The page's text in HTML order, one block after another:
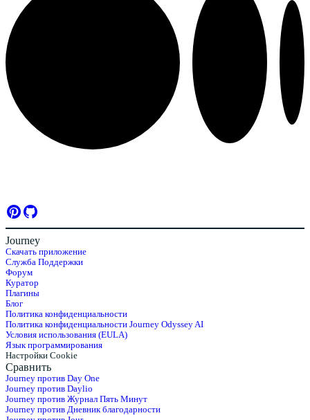
Journey
Скачать приложение
Служба Поддержки
Форум
Куратор
Плагины
Блог
Политика конфиденциальности
Политика конфиденциальности Journey Odyssey AI
Условия использования (EULA)
Язык программирования
Настройки Cookie
Сравнить
Journey против Day One
Journey против Daylio
Journey против Журнал Пять Минут
Journey против Дневник благодарности